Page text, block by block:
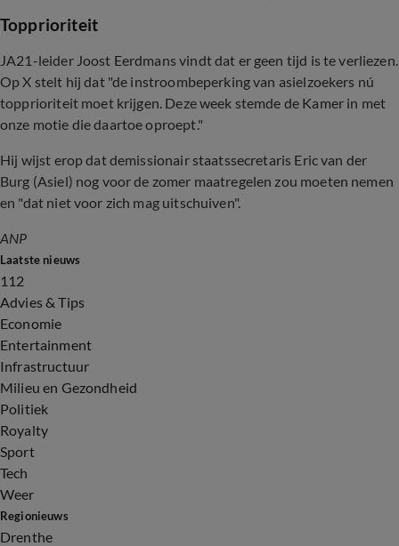
Topprioriteit
JA21-leider Joost Eerdmans vindt dat er geen tijd is te verliezen.
Op X stelt hij dat "de instroombeperking van asielzoekers nú
topprioriteit moet krijgen. Deze week stemde de Kamer in met
onze motie die daartoe oproept."
Hij wijst erop dat demissionair staatssecretaris Eric van der
Burg (Asiel) nog voor de zomer maatregelen zou moeten nemen
en "dat niet voor zich mag uitschuiven".
ANP
Laatste nieuws
112
Advies & Tips
Economie
Entertainment
Infrastructuur
Milieu en Gezondheid
Politiek
Royalty
Sport
Tech
Weer
Regionieuws
Drenthe